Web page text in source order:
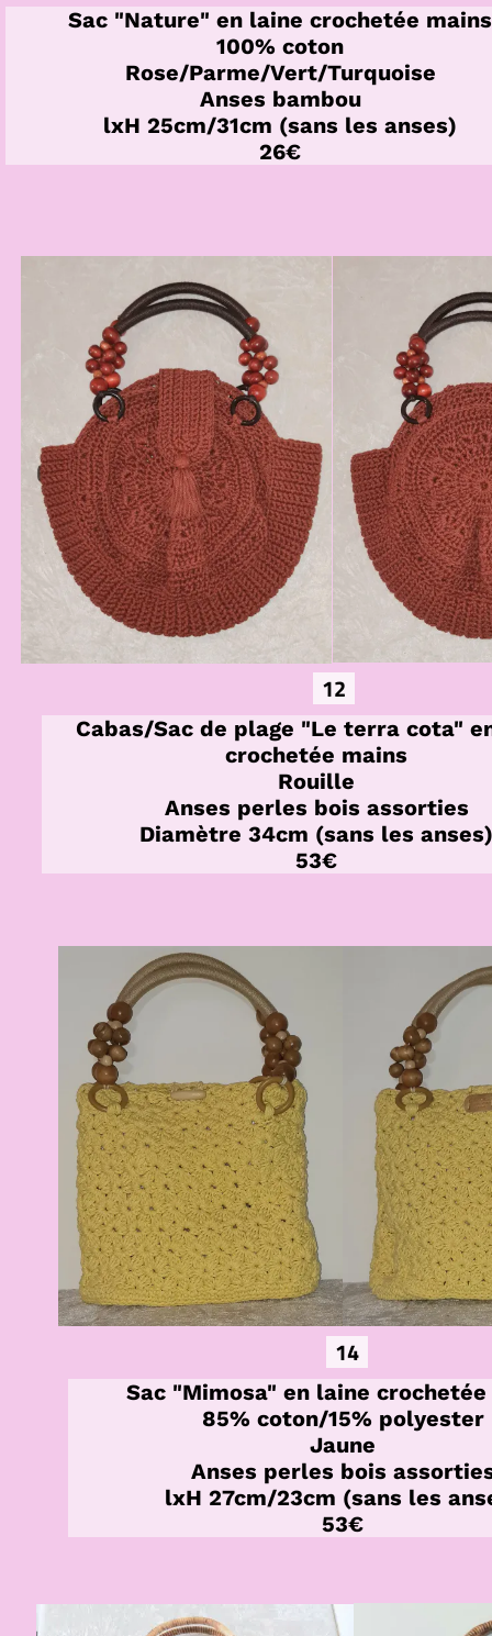
Sac "Nature" en laine crochetée mains
100% coton
Rose/Parme/Vert/Turquoise
Anses bambou
lxH 25cm/31cm (sans les anses)
26€
12
Cabas/Sac de plage "Le terra cota"
crochetée mains
Rouille
Anses perles bois assorties
Diamètre 34cm (sans les
53€
14
Sac "Mimosa" en laine
85% coton/15% polyester
Jaune
Anses perles bois
lxH 27cm/23cm (sans les
53€